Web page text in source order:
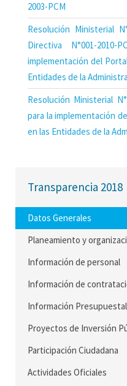
2003-PCM
Resolución Ministerial
Directiva N°001-2010-
implementación del
Entidades de la
Resolución Ministerial
para la implementación
en las Entidades de la
Transparencia 2018
Datos Generales
Planeamiento y
Información de personal
Información de
Información Presupuestal
Proyectos de Inversión
Participación Ciudadana
Actividades Oficiales